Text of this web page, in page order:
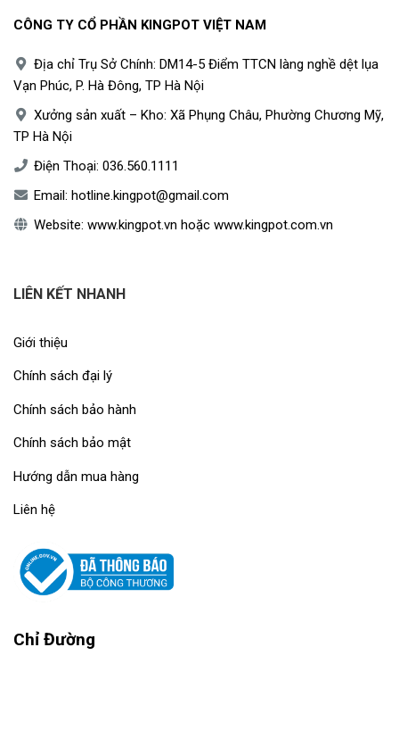
CÔNG TY CỔ PHẦN KINGPOT VIỆT NAM
Địa chỉ Trụ Sở Chính: DM14-5 Điểm TTCN làng nghề dệt lụa
Vạn Phúc, P. Hà Đông, TP Hà Nội
Xưởng sản xuất – Kho: Xã Phụng Châu, Phường Chương Mỹ,
TP Hà Nội
Điện Thoại: 036.560.1111
Email: hotline.kingpot@gmail.com
Website: www.kingpot.vn hoặc www.kingpot.com.vn
LIÊN KẾT NHANH
Giới thiệu
Chính sách đại lý
Chính sách bảo hành
Chính sách bảo mật
Hướng dẫn mua hàng
Liên hệ
Chỉ Đường